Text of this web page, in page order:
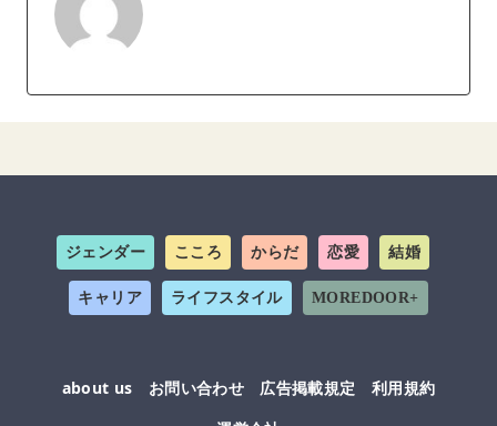
ジェンダー こころ からだ 恋愛 結婚
キャリア ライフスタイル MOREDOOR+
about us お問い合わせ 広告掲載規定
利用規約